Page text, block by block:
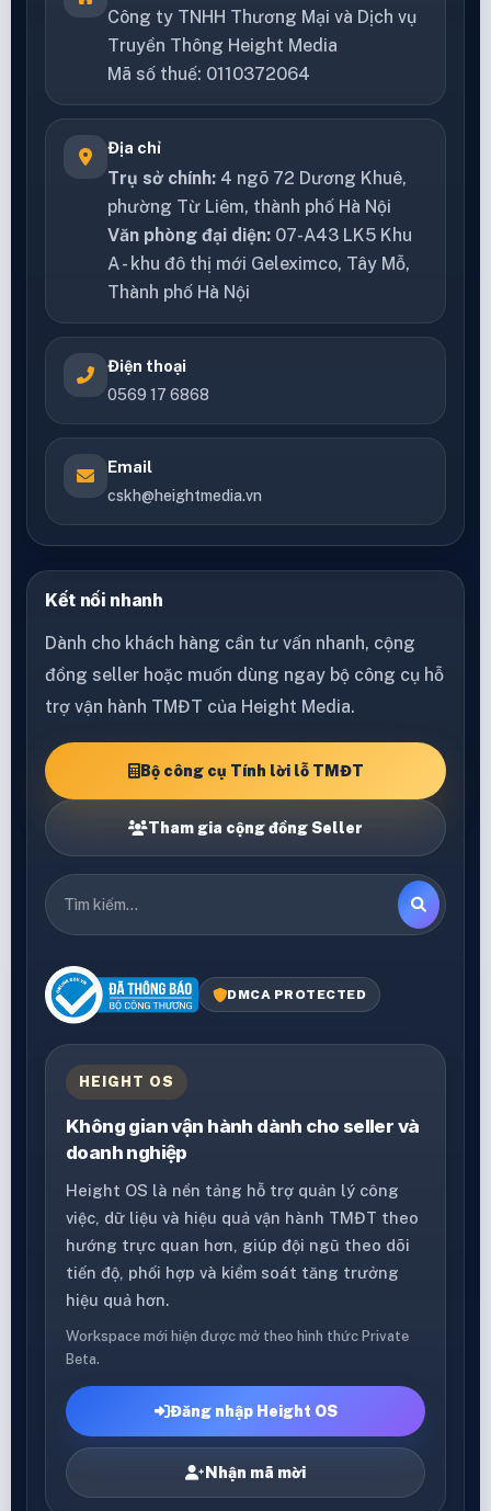
Công ty TNHH Thương Mại và Dịch vụ
Truyền Thông Height Media
Mã số thuế: 0110372064
Địa chỉ
Trụ sở chính: 4 ngõ 72 Dương Khuê,
phường Từ Liêm, thành phố Hà Nội
Văn phòng đại diện: 07-A43 LK5 Khu
A - khu đô thị mới Geleximco, Tây Mỗ,
Thành phố Hà Nội
Điện thoại
0569 17 6868
Email
cskh@heightmedia.vn
Kết nối nhanh
Dành cho khách hàng cần tư vấn nhanh, cộng
đồng seller hoặc muốn dùng ngay bộ công cụ hỗ
trợ vận hành TMĐT của Height Media.
Bộ công cụ Tính lời lỗ TMĐT
Tham gia cộng đồng Seller
DMCA PROTECTED
HEIGHT OS
Không gian vận hành dành cho seller và
doanh nghiệp
Height OS là nền tảng hỗ trợ quản lý công
việc, dữ liệu và hiệu quả vận hành TMĐT theo
hướng trực quan hơn, giúp đội ngũ theo dõi
tiến độ, phối hợp và kiểm soát tăng trưởng
hiệu quả hơn.
Workspace mới hiện được mở theo hình thức Private
Beta.
Đăng nhập Height OS
Nhận mã mời